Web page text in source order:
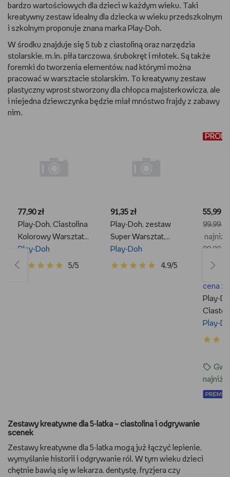
bardzo wartościowych dla dzieci w każdym wieku. Taki
kreatywny zestaw idealny dla dziecka w wieku przedszkolnym
i szkolnym proponuje znana marka Play-Doh.
W środku znajduje się 5 tub z ciastoliną oraz narzędzia
stolarskie, m.in. piła tarczowa, śrubokręt i młotek. Są także
foremki do tworzenia elementów, nad którymi można
pracować w warsztacie stolarskim. To kreatywny zestaw
plastyczny wprost stworzony dla chłopca majsterkowicza, ale
i niejedna dziewczynka będzie miał mnóstwo frajdy z zabawy
nim.
Play-Doh, Ciastolina
Kolorowy Warsztat,
Zestaw Z
Akcesoriami
Play-Doh
5/5
77,90 zł
Play-Doh, zestaw
Super Warsztat,
F3638
Play-Doh
4.9/5
91,35 zł
Play-
Play-
55,99 zł
99,99 zł
99,99 zł
cena
cena z
Zestawy kreatywne dla 5-latka – ciastolina i odgrywanie
scenek
Zestawy kreatywne dla 5-latka mogą już łączyć lepienie,
wymyślanie historii i odgrywanie ról. W tym wieku dzieci
chętnie bawią się w lekarza, dentystę, fryzjera czy